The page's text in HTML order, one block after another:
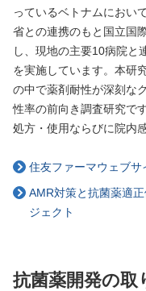
っているベトナムにおい
省との連携のもと国立国
し、現地の主要10病院と
を実施しています。本研
の中で薬剤耐性が深刻な
性率の前向き調査研究で
処方・使用ならびに院内
住友ファーマウェブサ
AMR対策と抗菌薬適
ジェクト
抗菌薬開発の取